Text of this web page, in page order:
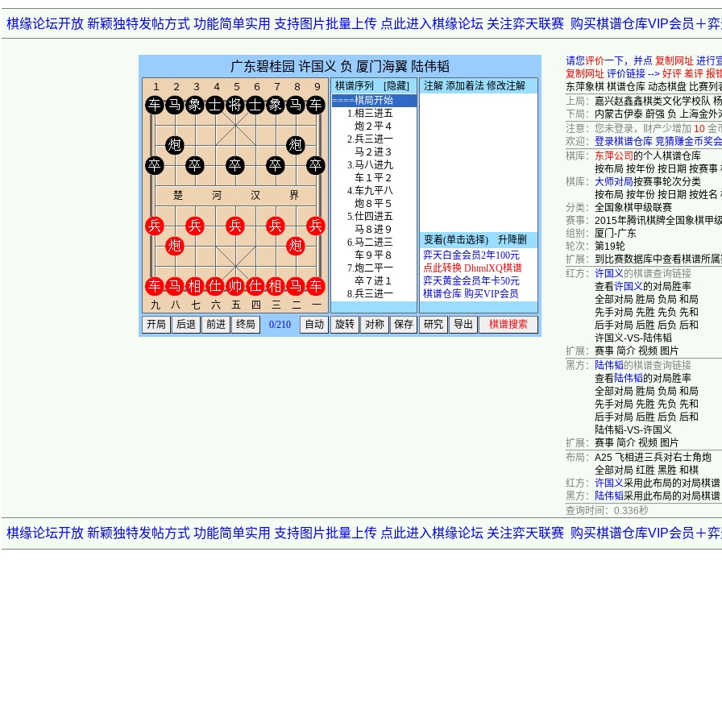
棋缘论坛开放 新颖独特发帖方式 功能简单实用 支持图片批量上传 点此进入棋缘论坛 关注弈天联赛 购买棋谱仓库VIP会员＋
请您评价一下，并点 复制网址 进行
复制网址 评价链接 --> 好评 差评 报
东萍象棋 棋谱仓库 动态棋盘 比赛列
上局： 嘉兴赵鑫鑫棋类文化学校队
下局： 内蒙古伊泰 蔚强 负 上海金外
注意：您未登录，财产少增加 10 金
欢迎： 登录棋谱仓库 竞猜赚金币奖
棋库： 东萍公司 的个人棋谱仓库
按布局 按年份 按日期 按赛事
棋库： 大师对局按赛事轮次分类
按布局 按年份 按日期 按姓名
分类： 全国象棋甲级联赛
赛事： 2015年腾讯棋牌全国象棋甲
组别： 厦门-广东
轮次： 第19轮
扩展： 到比赛数据库中查看棋谱所
红方： 许国义的棋谱查询链接
查看许国义的对局胜率
全部对局 胜局 负局 和局
先手对局 先胜 先负 先和
后手对局 后胜 后负 后和
许国义-VS-陆伟韬
扩展： 赛事 简介 视频 图片
黑方：
陆伟韬 的棋谱查询链接
查看陆伟韬的对局胜率
全部对局 胜局 负局 和局
先手对局 先胜 先负 先和
后手对局 后胜 后负 后和
陆伟韬-VS-许国义
扩展： 赛事 简介 视频 图片
布局： A25 飞相进三兵对右士角炮
全部对局 红胜 黑胜 和棋
红方： 许国义采用此布局的对局棋谱
黑方：
陆伟韬采用此布局的对局棋谱
查询时间：0.336秒
棋缘论坛开放 新颖独特发帖方式 功能简单实用 支持图片批量上传 点此进入棋缘论坛 关注弈天联赛 购买棋谱仓库VIP会员＋